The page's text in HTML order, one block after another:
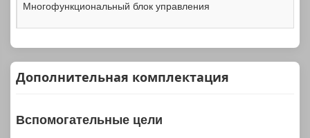
Многофункциональный блок управления
Дополнительная комплектация
Вспомогательные цели